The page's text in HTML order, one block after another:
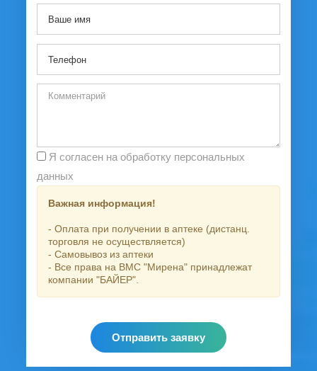
данных
Важная информация!
- Оплата при получении в аптеке (дистанц.
торговля не осуществляется)
- Самовывоз из аптеки
- Все права на ВМС "Мирена" принадлежат
компании "БАЙЕР".
Отправить заявку